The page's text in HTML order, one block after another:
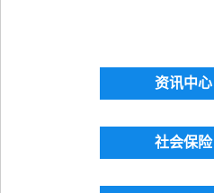
资讯中心
社会保险